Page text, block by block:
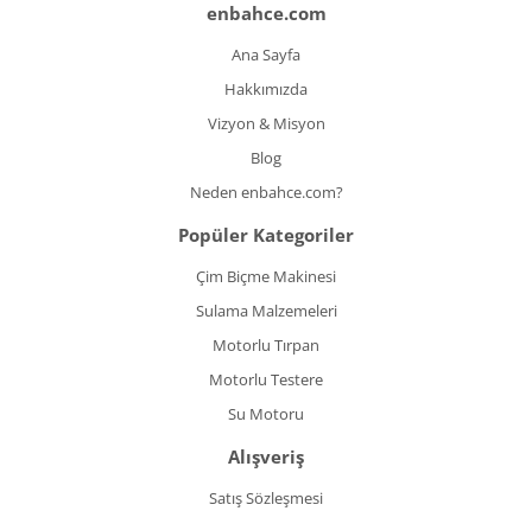
enbahce.com
Ana Sayfa
Hakkımızda
Vizyon & Misyon
Blog
Neden enbahce.com?
Popüler Kategoriler
Çim Biçme Makinesi
Sulama Malzemeleri
Motorlu Tırpan
Motorlu Testere
Su Motoru
Alışveriş
Satış Sözleşmesi